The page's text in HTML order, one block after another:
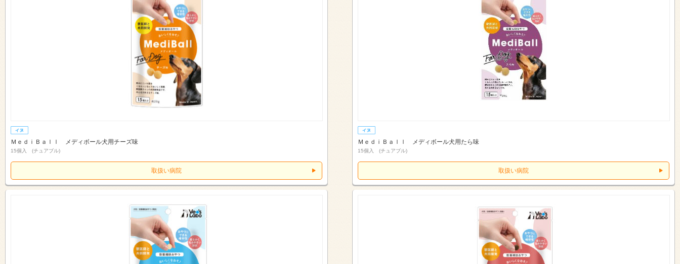
ＭｅｄｉＢａｌｌ メディボール犬用チーズ味
15個入 (チュアブル)
取扱い病院
ＭｅｄｉＢａｌｌ メディボール犬用たら味
15個入 (チュアブル)
取扱い病院